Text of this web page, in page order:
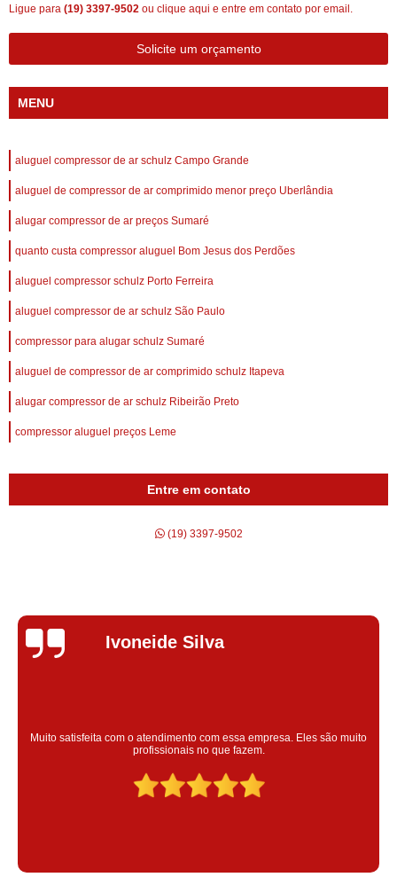
Ligue para (19) 3397-9502 ou clique aqui e entre em contato por email.
Solicite um orçamento
MENU
aluguel compressor de ar schulz Campo Grande
aluguel de compressor de ar comprimido menor preço Uberlândia
alugar compressor de ar preços Sumaré
quanto custa compressor aluguel Bom Jesus dos Perdões
aluguel compressor schulz Porto Ferreira
aluguel compressor de ar schulz São Paulo
compressor para alugar schulz Sumaré
aluguel de compressor de ar comprimido schulz Itapeva
alugar compressor de ar schulz Ribeirão Preto
compressor aluguel preços Leme
Entre em contato
(19) 3397-9502
Silvana Alves
Super satisfeita com o serviço prestado, atendimento muito bom!
colaoradores educado e transparente, destaque para o colaborador
Claudinei excelente profissional!